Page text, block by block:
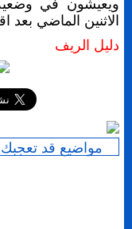
الاثنين الماضي
دليل الريف
مواضيع قد تعجبك